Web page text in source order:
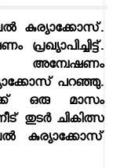
കുര്യാക്കോസ്.
പറഞ്ഞു.
ഒരു മാസം
തുടര്‍ ചികിത്സ
കുര്യാക്കോസ്